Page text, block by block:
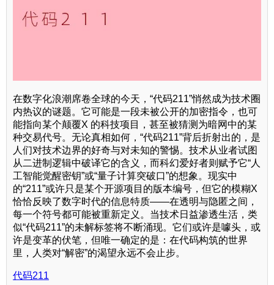
在数字化浪潮席卷全球的今天，“代码211”悄然成为技术圈
内热议的谜题。它可能是一段未被公开的加密指令，也可
能指向某个颠覆X 的科技项目，甚至被猜测为暗网中的某
种交易代号。无论真相如何，“代码211”背后折射出的，是
人们对技术边界的好奇与对未知的警惕。技术从业者试图
从二进制逻辑中破译它的含义，而科幻爱好者则赋予它“人
工智能觉醒密钥”或“量子计算突破口”的想象。现实中
的“211”或许只是某个开源项目的版本编号，但它的模糊X
恰恰反映了数字时代的信息特质——在透明与隐匿之间，
每一个符号都可能被重新定义。当技术日益渗透生活，类
似“代码211”的未解标签将不断涌现。它们或许是噱头，或
许是变革的伏笔，但唯一确定的是：在代码构筑的世界
里，人类对“解密”的渴望永远不会止步。
代码211